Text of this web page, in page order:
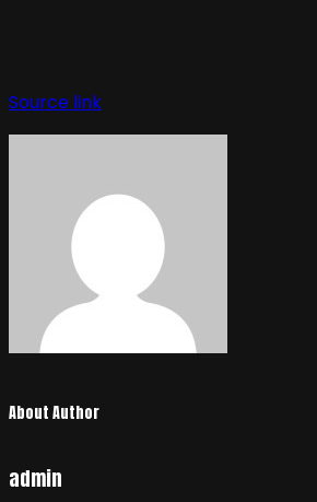
Source link
About Author
admin